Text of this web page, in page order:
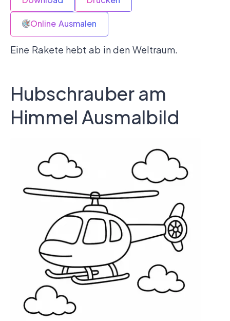
Online Ausmalen
Eine Rakete hebt ab in den Weltraum.
Hubschrauber am
Himmel Ausmalbild